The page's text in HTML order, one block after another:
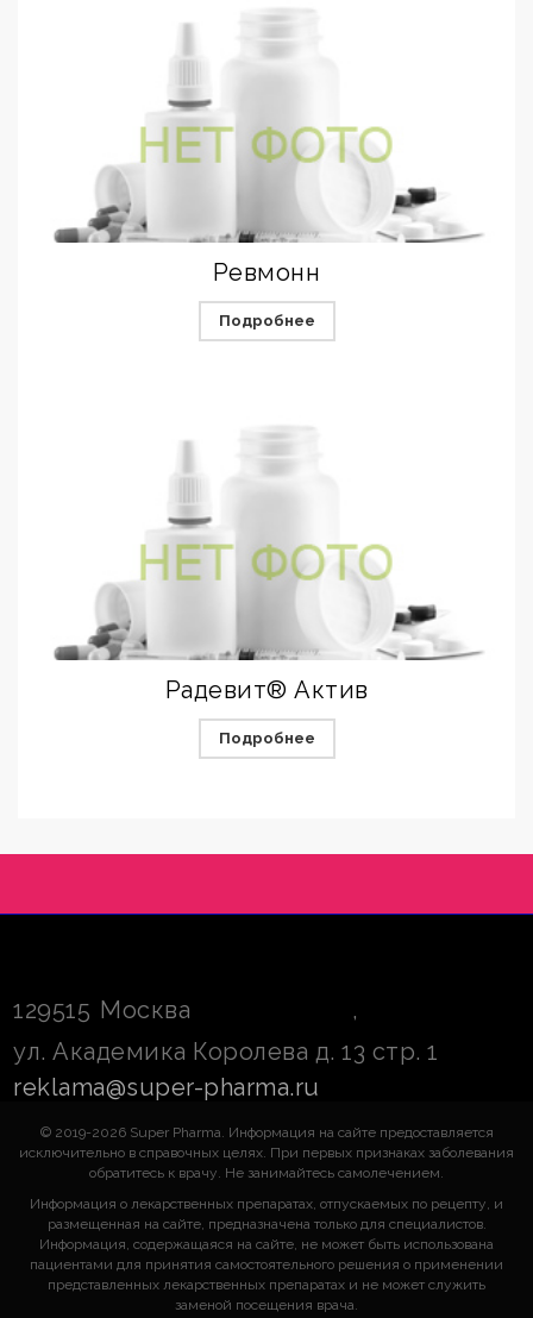
Ревмонн
Подробнее
Радевит® Актив
Подробнее
129515 Москва
,
ул. Академика Королева д. 13 стр. 1
reklama@super-pharma.ru
© 2019-2026 Super Pharma. Информация на сайте предоставляется
исключительно в справочных целях. При первых признаках заболевания
обратитесь к врачу. Не занимайтесь самолечением.
Информация о лекарственных препаратах, отпускаемых по рецепту, и
размещенная на сайте, предназначена только для специалистов.
Информация, содержащаяся на сайте, не может быть использована
пациентами для принятия самостоятельного решения о применении
представленных лекарственных препаратах и не может служить
заменой посещения врача.